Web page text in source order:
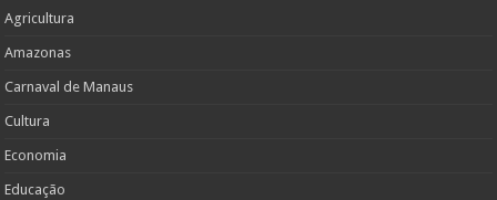
Agricultura
Amazonas
Carnaval de Manaus
Cultura
Economia
Educação